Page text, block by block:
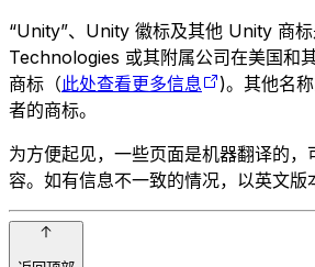
“Unity”、Unity 徽标及其他 Unity 商
Technologies 或其附属公司在美国和
商标（此处查看更多信息
)。其他名
者的商标。
为方便起见，一些页面是机器翻译的，
容。如有信息不一致的情况，以英文版